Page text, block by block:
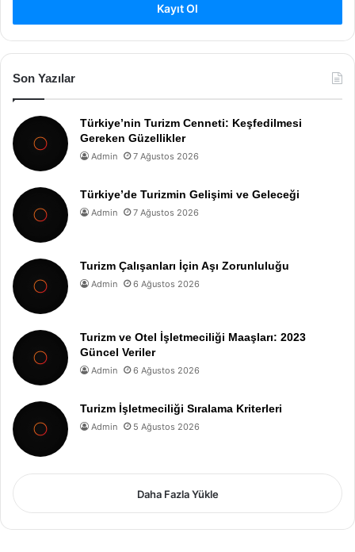
Kayıt Ol
Son Yazılar
Türkiye’nin Turizm Cenneti: Keşfedilmesi
Gereken Güzellikler
Admin 7 Ağustos 2026
Türkiye’de Turizmin Gelişimi ve Geleceği
Admin 7 Ağustos 2026
Turizm Çalışanları İçin Aşı Zorunluluğu
Admin 6 Ağustos 2026
Turizm ve Otel İşletmeciliği Maaşları: 2023
Güncel Veriler
Admin 6 Ağustos 2026
Turizm İşletmeciliği Sıralama Kriterleri
Admin 5 Ağustos 2026
Daha Fazla Yükle